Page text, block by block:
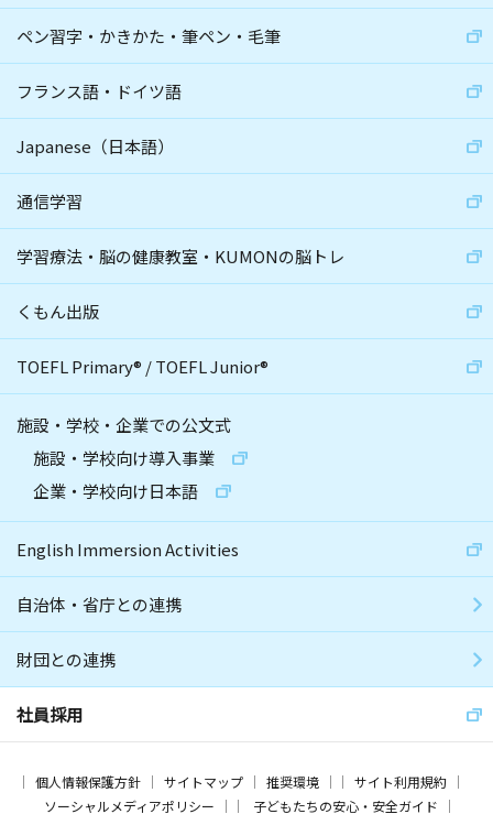
ペン習字・かきかた・筆ペン・毛筆
フランス語・ドイツ語
Japanese（日本語）
通信学習
学習療法・脳の健康教室・KUMONの脳トレ
くもん出版
TOEFL Primary® /TOEFL Junior®
施設・学校・企業での公文式
施設・学校向け導入事業
企業・学校向け日本語
English Immersion Activities
自治体・省庁との連携
財団との連携
社員採用
個人情報保護方針 サイトマップ 推奨環境
サイト利用規約
ソーシャルメディアポリシー
子どもたちの安心・安全ガイド